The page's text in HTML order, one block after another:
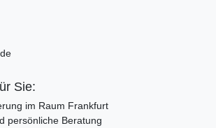
Sie:
im Raum Frankfurt
persönliche Beratung